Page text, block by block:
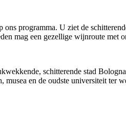
ons programma. U ziet de
mag een gezellige wijnroute
schitterende stad
en de oudste universiteit ter